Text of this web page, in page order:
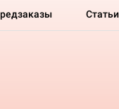
Статьи